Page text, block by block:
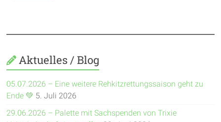
Aktuelles / Blog
05.07.2026 – Eine weitere Rehkitzrettungssaison geht zu
Ende 💚 5. Juli 2026
29.06.2026 – Palette mit Sachspenden von Trixie